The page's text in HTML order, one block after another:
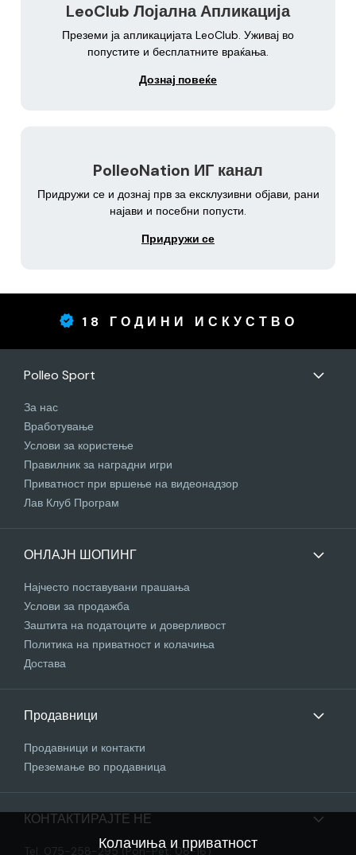
LeoClub Лојална Апликација
Преземи ја апликацијата LeoClub. Уживај во
попустите и бесплатните враќања.
Дознај повеќе
PolleoNation ИГ канал
Придружи се и дознај прв за ексклузивни објави, рани
најави и посебни попусти.
Придружи се
18 ГОДИНИ ИСКУСТВО
Polleo Sport
За нас
Вработување
Услови за користење
Правилник за наградни игри
Приватност при вршење на видеонадзор
Лав Клуб Програм
ОНЛАЈН ШОПИНГ
Најчесто поставувани прашања
Услови за продажба
Заштита на податоците и доверливост
Политика на приватност и колачиња
Достава
Продавници
Продавници и контакти
Преземање во продавница
КОНТАКТИРАЈТЕ НЕ
Tel. 075-258-295 (Pon-Pet: 08-16)
Колачиња и приватност